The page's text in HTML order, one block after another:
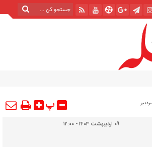
پ
۰۹ اردیبهشت ۱۴۰۳ - ۱۲:۰۰